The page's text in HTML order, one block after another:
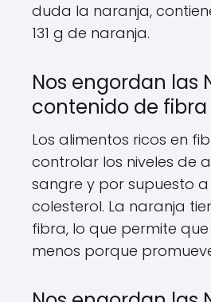
duda la naranja,
131 g de naranja.
Nos engordan las
contenido de fibra
Los alimentos ricos en
controlar los niveles de
sangre y por supuesto
colesterol. La naranja
fibra, lo que permite
menos porque